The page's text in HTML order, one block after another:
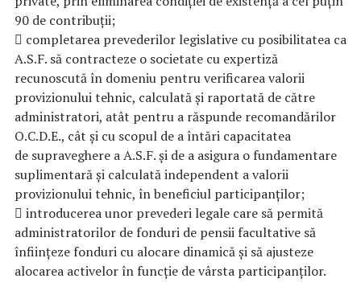
90 de contribuții;
 completarea prevederilor legislative cu posibilitatea ca
A.S.F. să contracteze o societate cu expertiză
recunoscută în domeniu pentru verificarea valorii
provizionului tehnic, calculată şi raportată de către
administratori, atât pentru a răspunde recomandărilor
O.C.D.E., cât și cu scopul de a întări capacitatea
de supraveghere a A.S.F. și de a asigura o fundamentare
suplimentară și calculată independent a valorii
provizionului tehnic, în beneficiul participanților;
 introducerea unor prevederi legale care să permită
administratorilor de fonduri de pensii facultative să
înființeze fonduri cu alocare dinamică și să ajusteze
alocarea activelor în funcție de vârsta participanților.